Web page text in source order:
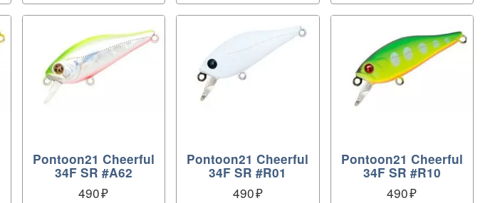
Pontoon21 Cheerful
34F SR #A62
490
Pontoon21 Cheerful
34F SR #R01
490
Pontoon21 Cheerful
34F SR #R10
490